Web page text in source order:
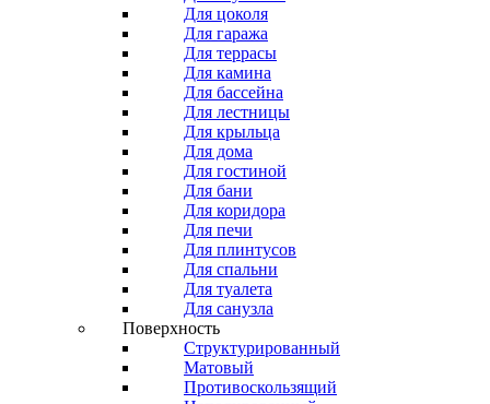
Для цоколя
Для гаража
Для террасы
Для камина
Для бассейна
Для лестницы
Для крыльца
Для дома
Для гостиной
Для бани
Для коридора
Для печи
Для плинтусов
Для спальни
Для туалета
Для санузла
Поверхность
Структурированный
Матовый
Противоскользящий